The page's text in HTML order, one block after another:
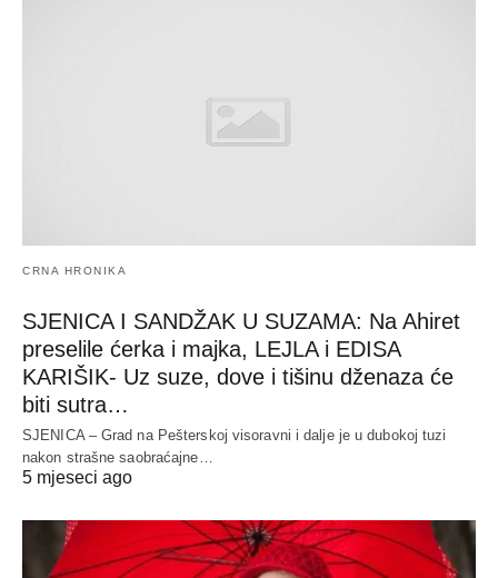
CRNA HRONIKA
SJENICA I SANDŽAK U SUZAMA: Na Ahiret
preselile ćerka i majka, LEJLA i EDISA
KARIŠIK- Uz suze, dove i tišinu dženaza će
biti sutra…
SJENICA – Grad na Pešterskoj visoravni i dalje je u dubokoj tuzi
nakon strašne saobraćajne…
5 mjeseci ago